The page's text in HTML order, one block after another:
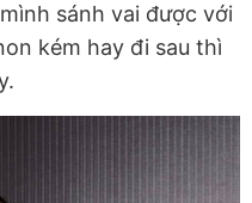
sánh vai được với
kém hay đi sau thì